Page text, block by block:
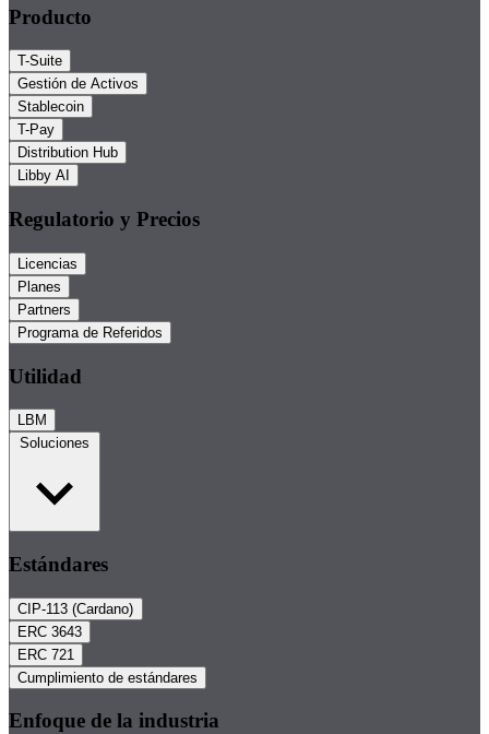
Producto
T-Suite
Gestión de Activos
Stablecoin
T-Pay
Distribution Hub
Libby AI
Regulatorio y Precios
Licencias
Planes
Partners
Programa de Referidos
Utilidad
LBM
Soluciones
Estándares
CIP-113 (Cardano)
ERC 3643
ERC 721
Cumplimiento de estándares
Enfoque de la industria